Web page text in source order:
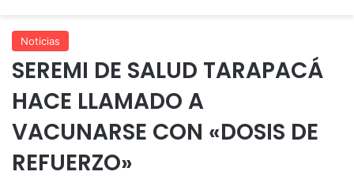
Noticias
SEREMI DE SALUD TARAPACÁ
HACE LLAMADO A
VACUNARSE CON «DOSIS DE
REFUERZO»